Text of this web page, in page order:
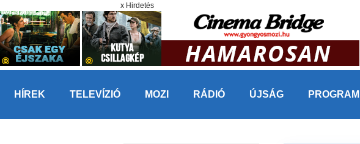
x Hirdetés
HÍREK TELEVÍZIÓ MOZI RÁDIÓ ÚJSÁG PROGRAM